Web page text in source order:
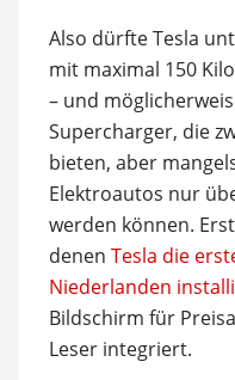
Also dürfte Tesla
mit maximal 150
– und
Supercharger, die
bieten, aber
Elektroautos nur
werden können.
denen Tesla die
Niederlanden
Bildschirm für
Leser integriert.